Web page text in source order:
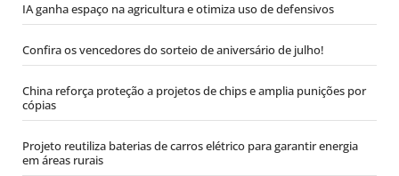
IA ganha espaço na agricultura e otimiza uso de defensivos
Confira os vencedores do sorteio de aniversário de julho!
China reforça proteção a projetos de chips e amplia punições por
cópias
Projeto reutiliza baterias de carros elétrico para garantir energia
em áreas rurais